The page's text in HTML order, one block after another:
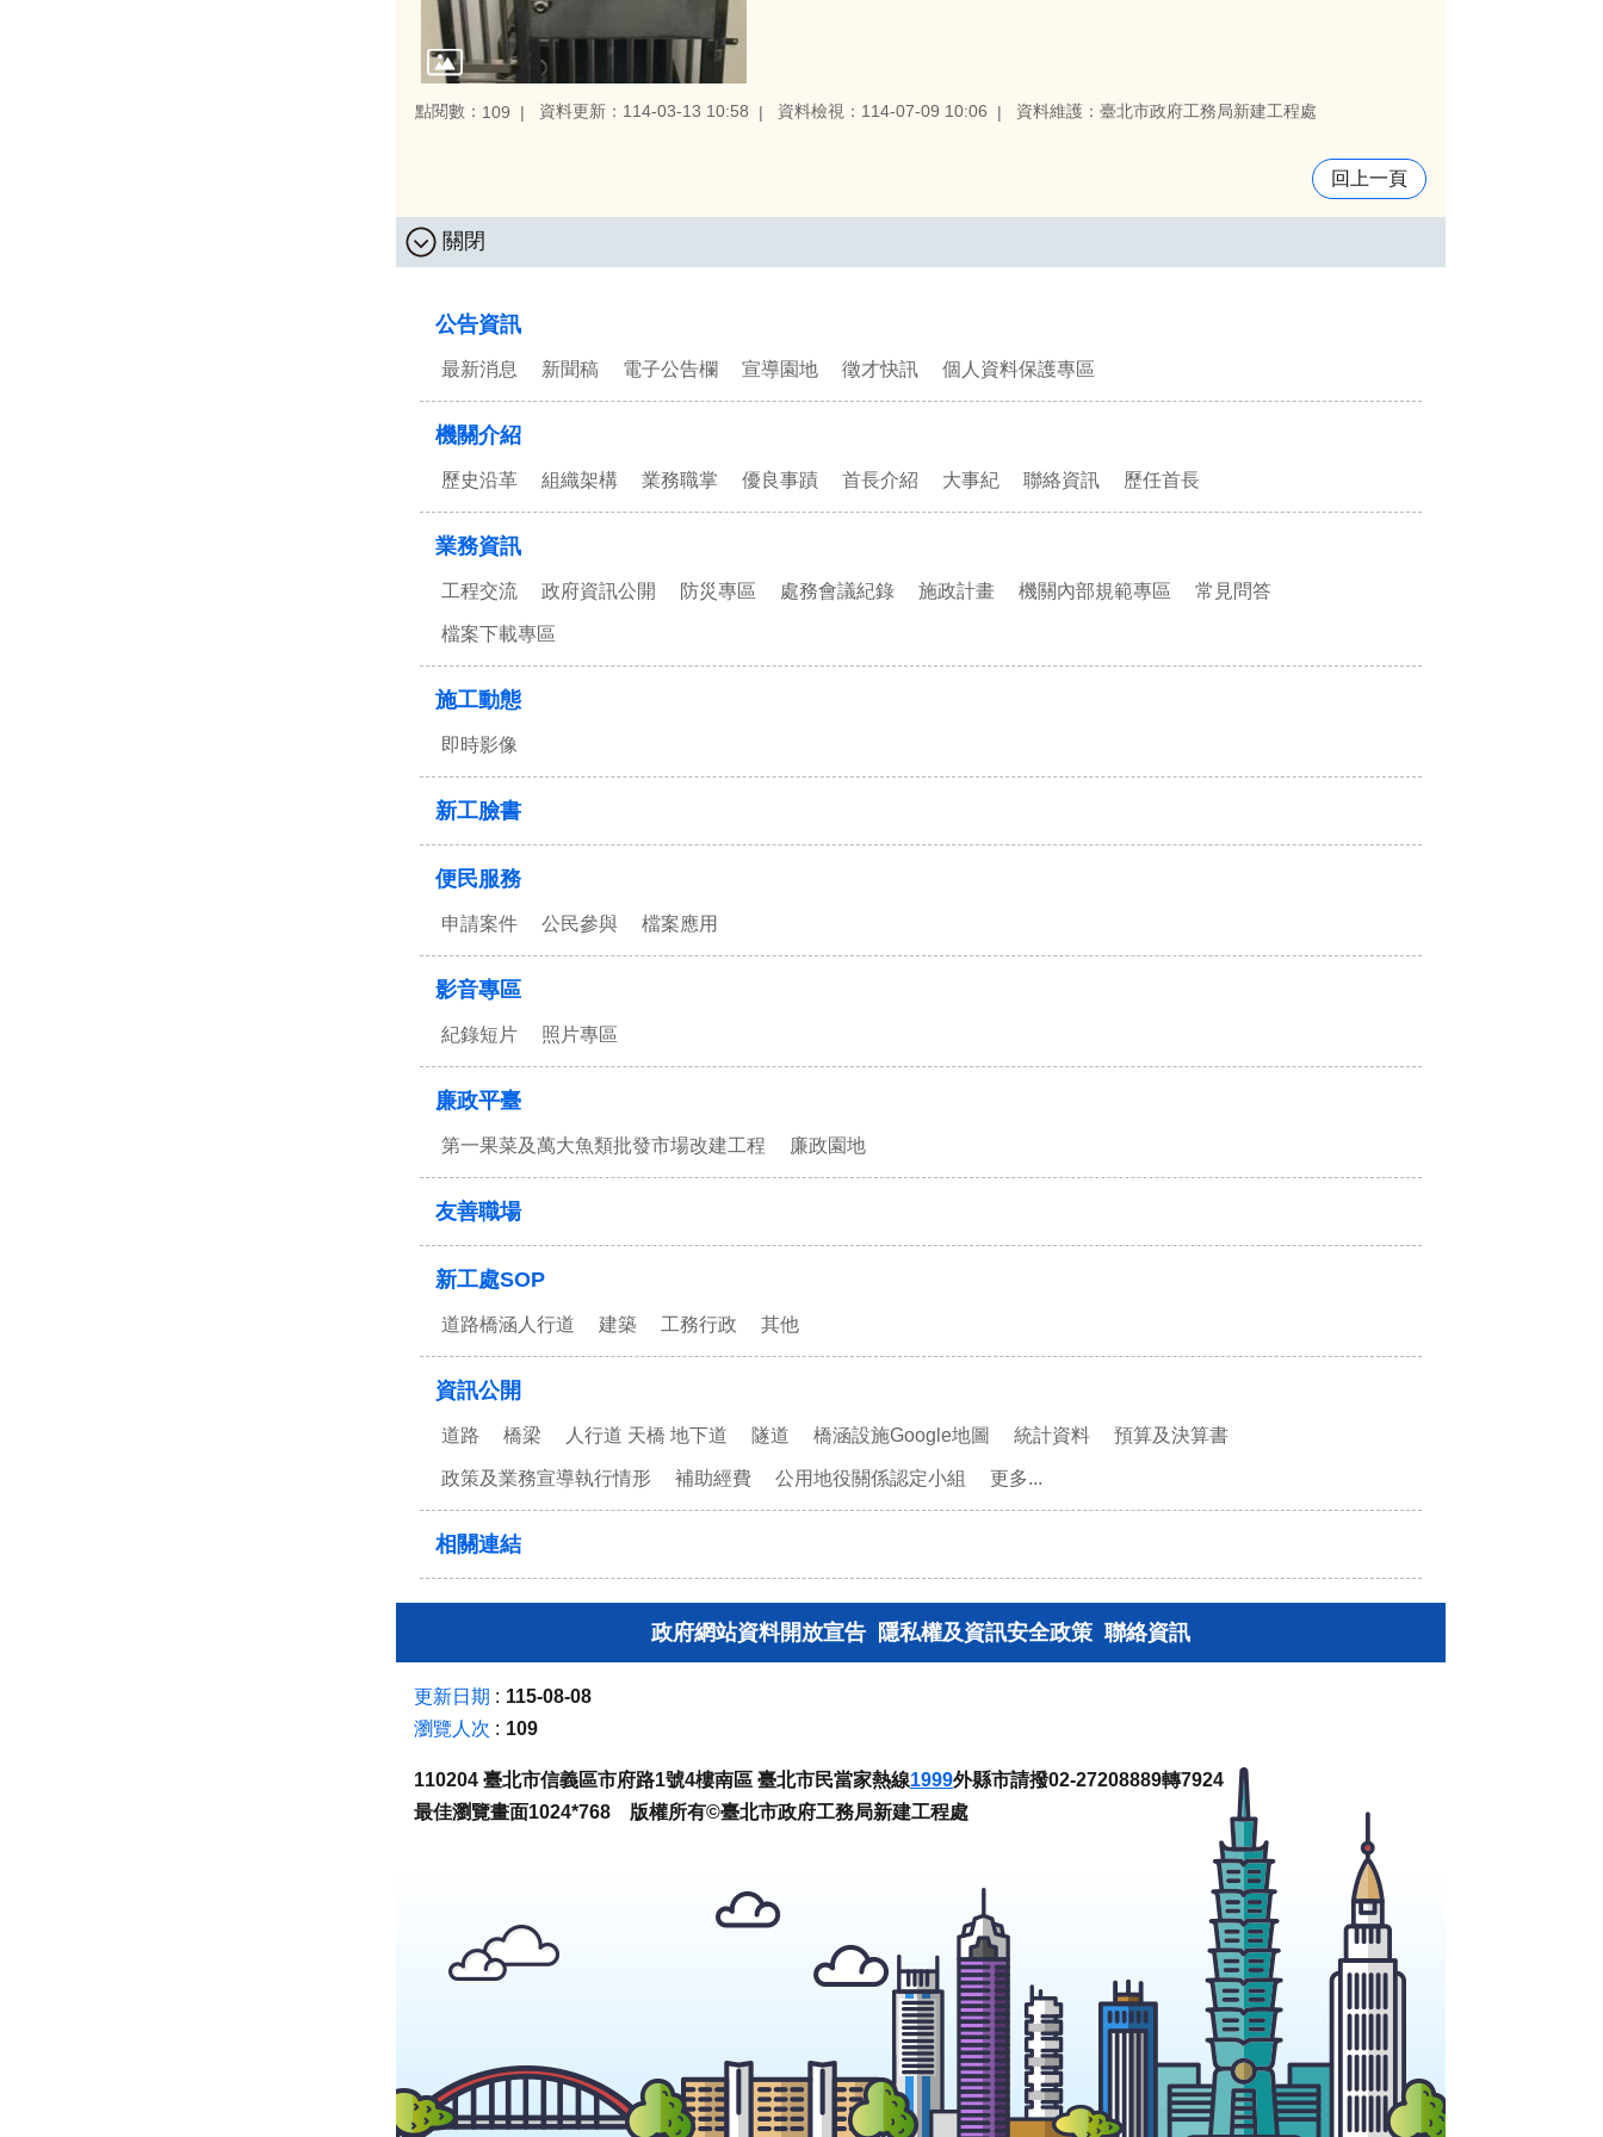
點閱數： 109 資料更新：114-03-13 10:58 資料檢視：114-07-09 10:06 資料維護：臺北市政府工務局新建工程處
回上一頁
關閉
公告資訊
最新消息 新聞稿 電子公告欄 宣導園地 徵才快訊 個人資料保護專區
機關介紹
歷史沿革 組織架構 業務職掌 優良事蹟 首長介紹 大事紀 聯絡資訊 歷任首長
業務資訊
工程交流 政府資訊公開 防災專區 處務會議紀錄 施政計畫 機關內部規範專區 常見問答
檔案下載專區
施工動態
即時影像
新工臉書
便民服務
申請案件 公民參與 檔案應用
影音專區
紀錄短片 照片專區
廉政平臺
第一果菜及萬大魚類批發市場改建工程 廉政園地
友善職場
新工處SOP
道路橋涵人行道 建築 工務行政 其他
資訊公開
道路 橋梁 人行道 天橋 地下道 隧道 橋涵設施Google地圖 統計資料 預算及決算書
政策及業務宣導執行情形 補助經費 公用地役關係認定小組 更多...
相關連結
政府網站資料開放宣告 隱私權及資訊安全政策 聯絡資訊
更新日期
115-08-08
瀏覽人次
109
110204 臺北市信義區市府路1號4樓南區 臺北市民當家熱線1999外縣市請撥02-27208889轉7924
最佳瀏覽畫面1024*768 版權所有©臺北市政府工務局新建工程處